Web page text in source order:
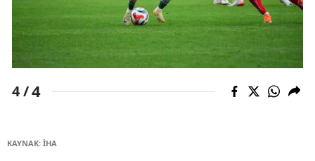
4 /4
KAYNAK: İHA